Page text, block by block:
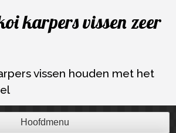
karpers vissen zeer
vissen houden met het
Hoofdmenu